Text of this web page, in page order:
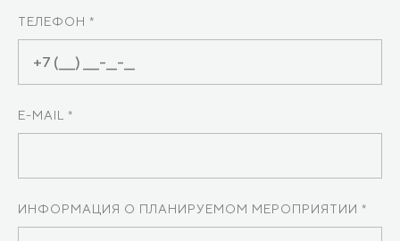
ТЕЛЕФОН *
E-MAIL *
ИНФОРМАЦИЯ О ПЛАНИРУЕМОМ МЕРОПРИЯТИИ *